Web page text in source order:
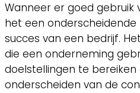
Wanneer er goed gebruik
het een
succes van een bedrijf.
die een onderneming
doelstellingen te bereiken
onderscheiden van de